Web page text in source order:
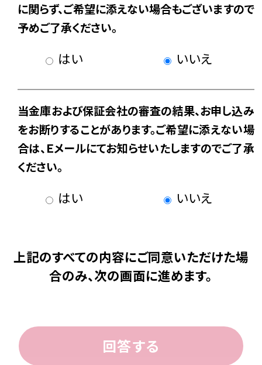
に関らず、ご希望に添えない場合もございますので
予めご了承ください。
はい いいえ
当金庫および保証会社の審査の結果、お申し込み
をお断りすることがあります。ご希望に添えない場
合は、Ｅメールにてお知らせいたしますのでご了承
ください。
はい いいえ
上記のすべての内容にご同意いただけた場
合のみ、次の画面に進めます。
回答する